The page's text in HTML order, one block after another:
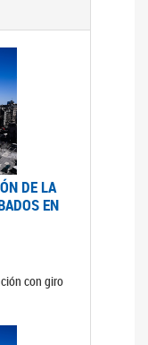
DE LA
EN
con giro